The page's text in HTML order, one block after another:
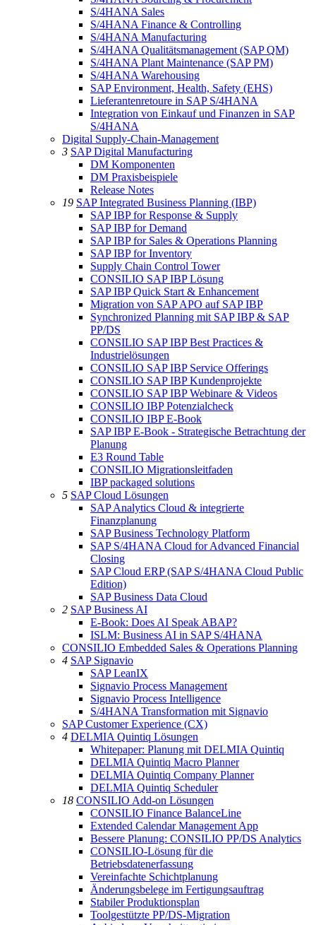
S/4HANA Sales
S/4HANA Finance & Controlling
S/4HANA Manufacturing
S/4HANA Qualitätsmanagement (SAP QM)
S/4HANA Plant Maintenance (SAP PM)
S/4HANA Warehousing
SAP Environment, Health, Safety (EHS)
Lieferantenretoure in SAP S/4HANA
Integration von Einkauf und Finanzen in SAP
S/4HANA
Digital Supply-Chain-Management
3 SAP Digital Manufacturing
DM Komponenten
DM Praxisbeispiele
Release Notes
19 SAP Integrated Business Planning (IBP)
SAP IBP for Response & Supply
SAP IBP for Demand
SAP IBP for Sales & Operations Planning
SAP IBP for Inventory
Supply Chain Control Tower
CONSILIO SAP IBP Lösung
SAP IBP Quick Start & Enhancement
Migration von SAP APO auf SAP IBP
Synchronized Planning mit SAP IBP & SAP
PP/DS
CONSILIO SAP IBP Best Practices &
Industrielösungen
CONSILIO SAP IBP Service Offerings
CONSILIO SAP IBP Kundenprojekte
CONSILIO SAP IBP Webinare & Videos
CONSILIO IBP Potenzialcheck
CONSILIO IBP E-Book
SAP IBP E-Book - Strategische Betrachtung der
Planung
E3 Round Table
CONSILIO Migrationsleitfaden
IBP packaged solutions
5 SAP Cloud Lösungen
SAP Analytics Cloud & integrierte
Finanzplanung
SAP Business Technology Platform
SAP S/4HANA Cloud for Advanced Financial
Closing
SAP Cloud ERP (SAP S/4HANA Cloud Public
Edition)
SAP Business Data Cloud
2 SAP Business AI
E-Book: Does AI Speak ABAP?
ISLM: Business AI in SAP S/4HANA
CONSILIO Embedded Sales & Operations Planning
4 SAP Signavio
SAP LeanIX
Signavio Process Management
Signavio Process Intelligence
S/4HANA Transformation mit Signavio
SAP Customer Experience (CX)
4 DELMIA Quintiq Lösungen
Whitepaper: Planung mit DELMIA Quintiq
DELMIA Quintiq Macro Planner
DELMIA Quintiq Company Planner
DELMIA Quintiq Scheduler
18 CONSILIO Add-on Lösungen
CONSILIO Finance BalanceLine
Extended Calendar Management App
Bessere Planung: CONSILIO PP/DS Analytics
CONSILIO-Lösung für die
Betriebsdatenerfassung
Vereinfachte Schichtplanung
Änderungsbelege im Fertigungsauftrag
Stabiler Produktionsplan
Toolgestützte PP/DS-Migration